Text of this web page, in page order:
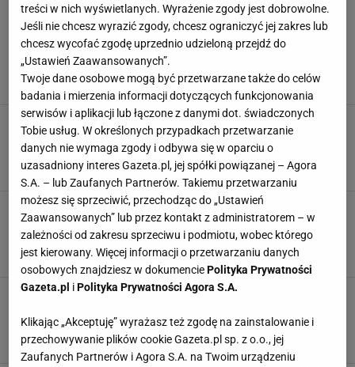
BUŁGARIA
Leczo mi nie smakuje, odkąd poznałam
gjuwecz. Bułgarski gulasz to uczta dla zmysłów
BAKŁAŻAN BUŁGARIA DANIE JEDNOGARNKOWE
Przysmak kuchni bułgarskiej to moja nowa
ulubiona przekąska. Pizza może przy niej się
schować
BAŁKANY BIAŁY SER BUŁGARIA
Nie z buraków i nie z pomidorów. Ten przepis
na chłodnik przywiozłam z Bułgarii - jest
niesamowity
BUŁGARIA CHŁODNIK CHŁODNIK Z OGÓRKÓW
Biały ser Sirene to podstawa tej sałatki.
Czarnym
BIAŁY SER BUŁGARIA OCET WINNY
treści w nich wyświetlanych. Wyrażenie zgody jest dobrowolne.
Jeśli nie chcesz wyrazić zgody, chcesz ograniczyć jej zakres lub
chcesz wycofać zgodę uprzednio udzieloną przejdź do
„Ustawień Zaawansowanych”.
Twoje dane osobowe mogą być przetwarzane także do celów
badania i mierzenia informacji dotyczących funkcjonowania
serwisów i aplikacji lub łączone z danymi dot. świadczonych
Tobie usług. W określonych przypadkach przetwarzanie
danych nie wymaga zgody i odbywa się w oparciu o
uzasadniony interes Gazeta.pl, jej spółki powiązanej – Agora
S.A. – lub Zaufanych Partnerów. Takiemu przetwarzaniu
możesz się sprzeciwić, przechodząc do „Ustawień
Zaawansowanych” lub przez kontakt z administratorem – w
zależności od zakresu sprzeciwu i podmiotu, wobec którego
jest kierowany. Więcej informacji o przetwarzaniu danych
osobowych znajdziesz w dokumenciePolityka Prywatności
Gazeta.pl iPolityka Prywatności Agora S.A.
Klikając „Akceptuję” wyrażasz też zgodę na zainstalowanie i
przechowywanie plików cookie Gazeta.pl sp. z o.o., jej
Zaufanych Partnerów i Agora S.A. na Twoim urządzeniu